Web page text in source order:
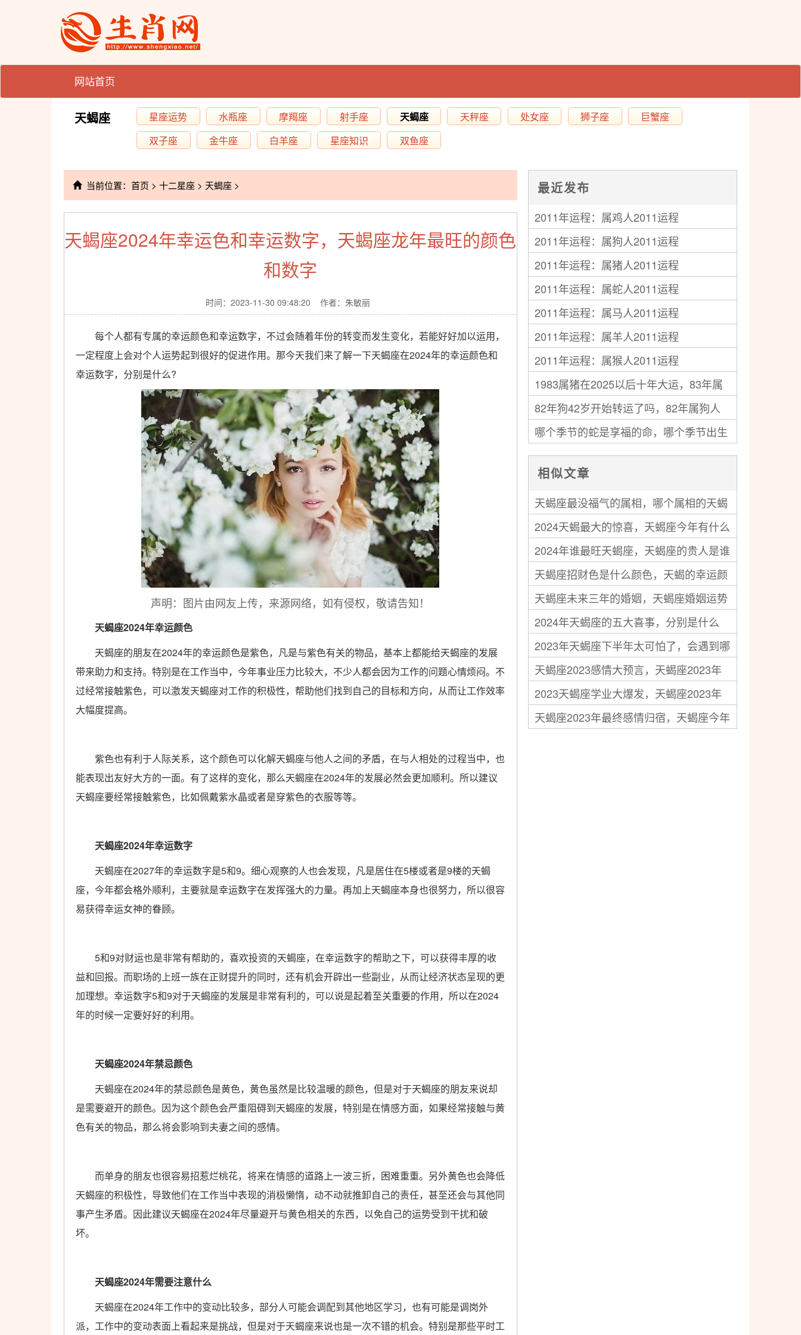
网站首页
天蝎座 星座运势 水瓶座 摩羯座 射手座 天蝎座 天秤座 处女座 狮子座
巨蟹座
双子座
金牛座 白羊座 星座知识 双鱼座
当前位置： 首页 > 十二星座 > 天蝎座 >
天蝎座2024年幸运色和幸运数字，天蝎座龙年最旺的颜色
和数字
时间：2023-11-30 09:48:20 作者：朱敏丽
每个人都有专属的幸运颜色和幸运数字，不过会随着年份的转变而发生变化，若能好好加以运用，
一定程度上会对个人运势起到很好的促进作用。那今天我们来了解一下天蝎座在2024年的幸运颜色和
幸运数字，分别是什么?
声明：图片由网友上传，来源网络，如有侵权，敬请告知！
天蝎座2024年幸运颜色
天蝎座的朋友在2024年的幸运颜色是紫色，凡是与紫色有关的物品，基本上都能给天蝎座的发展
带来助力和支持。特别是在工作当中，今年事业压力比较大，不少人都会因为工作的问题心情烦闷。不
过经常接触紫色，可以激发天蝎座对工作的积极性，帮助他们找到自己的目标和方向，从而让工作效率
大幅度提高。
紫色也有利于人际关系，这个颜色可以化解天蝎座与他人之间的矛盾，在与人相处的过程当中，也
能表现出友好大方的一面。有了这样的变化，那么天蝎座在2024年的发展必然会更加顺利。所以建议
天蝎座要经常接触紫色，比如佩戴紫水晶或者是穿紫色的衣服等等。
天蝎座2024年幸运数字
天蝎座在2027年的幸运数字是5和9。细心观察的人也会发现，凡是居住在5楼或者是9楼的天蝎
座，今年都会格外顺利，主要就是幸运数字在发挥强大的力量。再加上天蝎座本身也很努力，所以很容
易获得幸运女神的眷顾。
5和9对财运也是非常有帮助的，喜欢投资的天蝎座，在幸运数字的帮助之下，可以获得丰厚的收
益和回报。而职场的上班一族在正财提升的同时，还有机会开辟出一些副业，从而让经济状态呈现的更
加理想。幸运数字5和9对于天蝎座的发展是非常有利的，可以说是起着至关重要的作用，所以在2024
年的时候一定要好好的利用。
天蝎座2024年禁忌颜色
天蝎座在2024年的禁忌颜色是黄色，黄色虽然是比较温暖的颜色，但是对于天蝎座的朋友来说却
是需要避开的颜色。因为这个颜色会严重阻碍到天蝎座的发展，特别是在情感方面，如果经常接触与黄
色有关的物品，那么将会影响到夫妻之间的感情。
而单身的朋友也很容易招惹烂桃花，将来在情感的道路上一波三折，困难重重。另外黄色也会降低
天蝎座的积极性，导致他们在工作当中表现的消极懒惰，动不动就推卸自己的责任，甚至还会与其他同
事产生矛盾。因此建议天蝎座在2024年尽量避开与黄色相关的东西，以免自己的运势受到干扰和破
坏。
天蝎座2024年需要注意什么
天蝎座在2024年工作中的变动比较多，部分人可能会调配到其他地区学习，也有可能是调岗外
派，工作中的变动表面上看起来是挑战，但是对于天蝎座来说也是一次不错的机会。特别是那些平时工
最近发布
2011年运程：属鸡人2011运程
2011年运程：属狗人2011运程
2011年运程：属猪人2011运程
2011年运程：属蛇人2011运程
2011年运程：属马人2011运程
2011年运程：属羊人2011运程
2011年运程：属猴人2011运程
1983属猪在2025以后十年大运，83年属
猪人未来十年运气
82年狗42岁开始转运了吗，82年属狗人
中年运势走向如何
哪个季节的蛇是享福的命，哪个季节出生
的蛇最好命
相似文章
天蝎座最没福气的属相，哪个属相的天蝎
命不好
2024天蝎最大的惊喜，天蝎座今年有什么
惊喜降临
2024年谁最旺天蝎座，天蝎座的贵人是谁
天蝎座招财色是什么颜色，天蝎的幸运颜
色
天蝎座未来三年的婚姻，天蝎座婚姻运势
如何
2024年天蝎座的五大喜事，分别是什么
2023年天蝎座下半年太可怕了，会遇到哪
些事情
天蝎座2023感情大预言，天蝎座2023年
感情运势走向分析
2023天蝎座学业大爆发，天蝎座2023年
学习运势很旺吗
天蝎座2023年最终感情归宿，天蝎座今年